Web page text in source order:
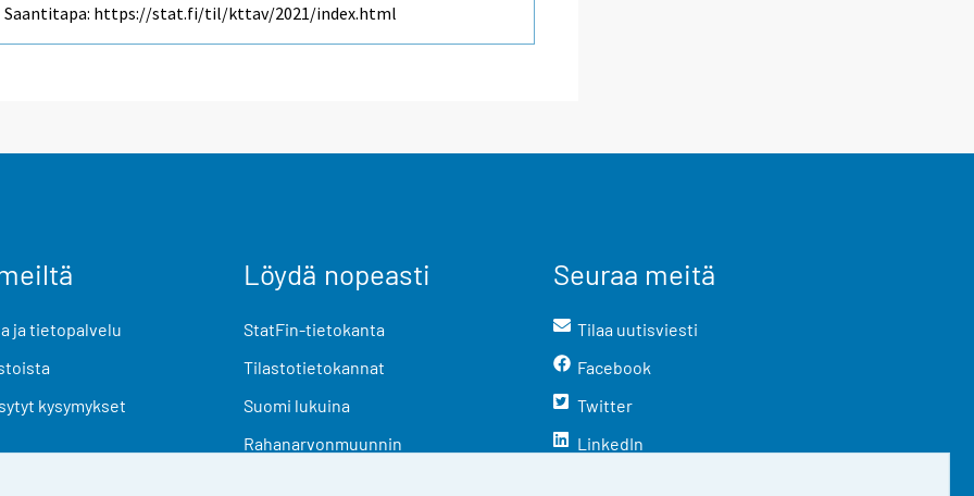
Saantitapa: https://stat.fi/til/kttav/2021/index.html
ja tietopalvelu
kysymykset
Löydä nopeasti
StatFin-tietokanta
Tilastotietokannat
Suomi lukuina
Rahanarvonmuunnin
Seuraa meitä
Tilaa uutisviesti
Facebook
Twitter
LinkedIn